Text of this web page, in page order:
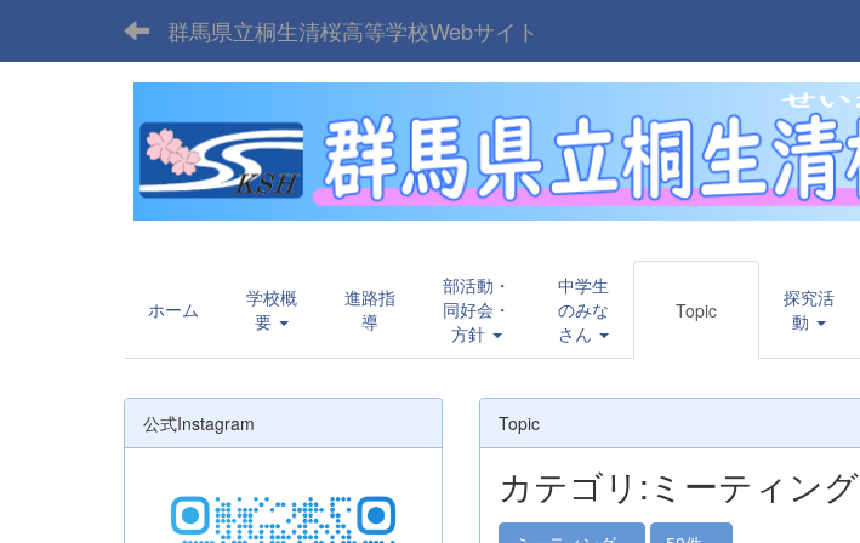
群馬県立桐生清桜高等学校Webサイト
ホーム
学校概
要
進路指
導
部活動・
同好会・
方針
中学生
のみな
さん
Topic
探究活
動
Topic
カテゴリ:ミーティング
公式Instagram